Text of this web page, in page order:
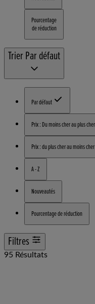
Pourcentage
de réduction
Trier Par défaut
Par défaut
Prix : Du moins cher au plus cher
Prix : du plus cher au moins cher
A - Z
Nouveautés
Pourcentage de réduction
Filtres
95 Résultats